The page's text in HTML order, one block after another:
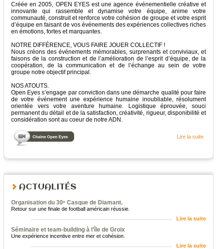
Créée en 2005, OPEN EYES est une agence événementielle créative et
innovante qui rassemble et dynamise votre équipe, anime votre
communauté, construit et renforce votre cohésion de groupe et votre esprit
d’équipe en faisant de vos événements des expériences collectives riches
en émotions, fortes et marquantes.
NOTRE DIFFÉRENCE, VOUS FAIRE JOUER COLLECTIF !
Nous créons des événements mémorables, surprenants et conviviaux, et
faisons de la construction et de l’amélioration de l’esprit d’équipe, de la
coopération, de la communication et de l’échange au sein de votre
groupe notre objectif principal.
NOS ATOUTS.
Open Eyes s’engage par conviction dans une démarche qualité pour faire
de votre événement une expérience humaine inoubliable, résolument
orientée vers votre aventure humaine. Logistique éprouvée, souci
permanent du détail et de la satisfaction, créativité, rigueur, disponibilité et
considération sont au coeur de notre ADN.
Lire la suite
ACTUALITÉS
Organisation du 30ᵉ Casque de Diamant.
Retour sur une finale de football américain réussie.
Lire la suite
Séminaire et team-building à l’île de Groix
Une expérience incentive entre mer et cohésion.
Lire la suite